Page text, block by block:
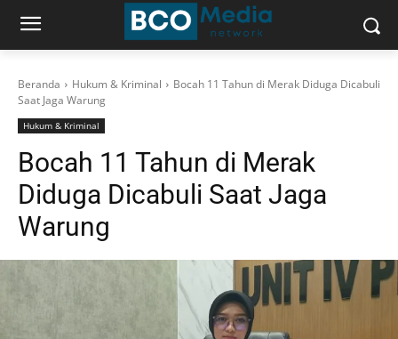
Beranda Hukum & Kriminal
Bocah 11 Tahun di Merak Diduga Dicabuli
Saat Jaga Warung
Hukum & Kriminal
Bocah 11 Tahun di Merak
Diduga Dicabuli Saat Jaga
Warung